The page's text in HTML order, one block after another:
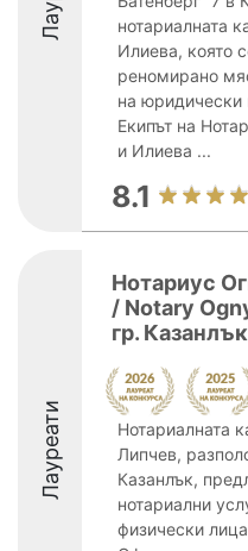
нотариалната
Илиева, която
реномирано
на юридически
Екипът на
и Илиева ...
8.1
Лауреати
Нотариус
/ Notary
гр.
Нотариалната
Липчев,
Казанлък,
нотариални
физически